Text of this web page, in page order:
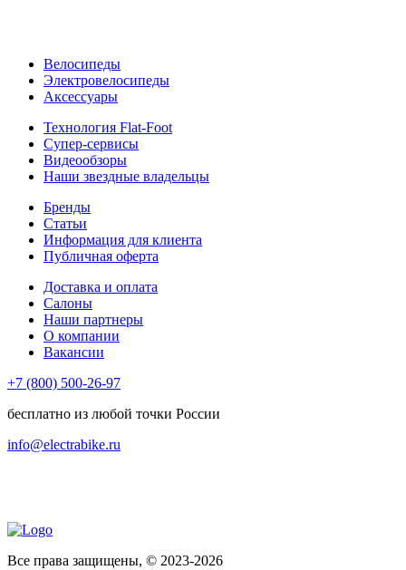
Велосипеды
Электровелосипеды
Аксессуары
Технология Flat-Foot
Супер-сервисы
Видеообзоры
Наши звездные владельцы
Бренды
Статьи
Информация для клиента
Публичная оферта
Доставка и оплата
Салоны
Наши партнеры
О компании
Вакансии
+7 (800) 500-26-97
бесплатно из любой точки России
info@electrabike.ru
Все права защищены, © 2023-2026